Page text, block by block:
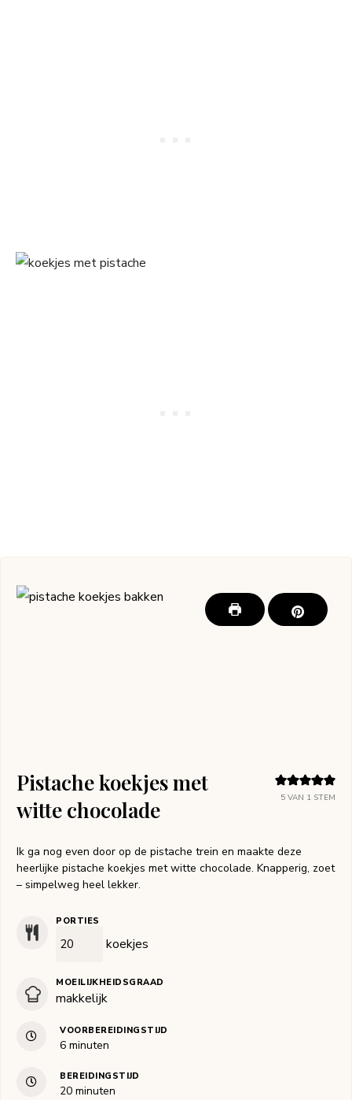
5 VAN 1 STEM
Pistache koekjes met
witte chocolade
Ik ga nog even door op de pistache trein en maakte deze
heerlijke pistache koekjes met witte chocolade. Knapperig, zoet
– simpelweg heel lekker.
PORTIES
koekjes
MOEILIJKHEIDSGRAAD
makkelijk
VOORBEREIDINGSTIJD
6minuten
minuten
BEREIDINGSTIJD
20minuten
minuten